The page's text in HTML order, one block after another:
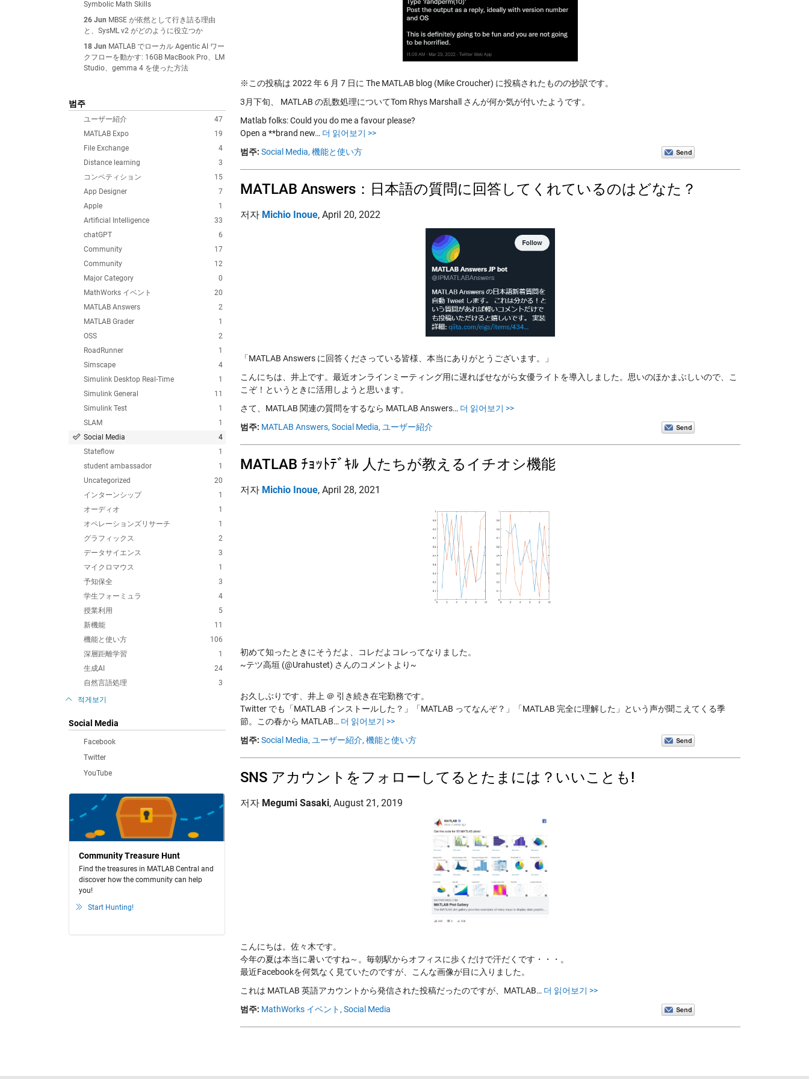
Symbolic Math Skills
26 Jun MBSE が依然として行き詰る理由
と、SysML v2 がどのように役立つか
18 Jun MATLAB でローカル Agentic AI ワー
クフローを動かす: 16GB MacBook Pro、LM
Studio、gemma 4 を使った方法
범주
47
ユーザー紹介
19
MATLAB Expo
4
File Exchange
3
Distance learning
15
コンペティション
7
App Designer
1
Apple
33
Artificial Intelligence
6
chatGPT
17
Community
12
Community
0
Major Category
20
MathWorks イベント
2
MATLAB Answers
1
MATLAB Grader
2
OSS
1
RoadRunner
4
Simscape
1
Simulink Desktop Real-Time
11
Simulink General
1
Simulink Test
1
SLAM
4
Social Media
1
Stateflow
1
student ambassador
20
Uncategorized
1
インターンシップ
1
オーディオ
1
オペレーションズリサーチ
2
グラフィックス
3
データサイエンス
1
マイクロマウス
3
予知保全
4
学生フォーミュラ
5
授業利用
11
新機能
106
機能と使い方
1
深層距離学習
24
生成AI
3
自然言語処理
적게보기
Social Media
Facebook
Twitter
YouTube
Community Treasure Hunt
Find the treasures in MATLAB Central and
discover how the community can help
you!
Start Hunting!
※この投稿は 2022 年 6 月 7 日に The MATLAB blog (Mike Croucher) に投稿されたものの抄訳です。
3月下旬、 MATLAB の乱数処理についてTom Rhys Marshall さんが何か気が付いたようです。
Matlab folks: Could you do me a favour please?
Open a **brand new… 더 읽어보기 >>
범주: Social Media, 機能と使い方
MATLAB Answers：日本語の質問に回答してくれているのはどなた？
저자 Michio Inoue, April 20, 2022
「MATLAB Answers に回答くださっている皆様、本当にありがとうございます。」
こんにちは、井上です。最近オンラインミーティング用に遅ればせながら女優ライトを導入しました。思いのほかまぶしいので、こ
こぞ！というときに活用しようと思います。
さて、MATLAB 関連の質問をするなら MATLAB Answers… 더 읽어보기 >>
범주: MATLAB Answers, Social Media, ユーザー紹介
MATLAB ﾁｮｯﾄﾃﾞｷﾙ 人たちが教えるイチオシ機能
저자 Michio Inoue, April 28, 2021
初めて知ったときにそうだよ、コレだよコレってなりました。
~テツ高垣 (@Urahustet) さんのコメントより~
お久しぶりです、井上 ＠ 引き続き在宅勤務です。
Twitter でも「MATLAB インストールした？」「MATLAB ってなんぞ？」「MATLAB 完全に理解した」という声が聞こえてくる季
節。この春から MATLAB… 더 읽어보기 >>
범주: Social Media, ユーザー紹介, 機能と使い方
SNS アカウントをフォローしてるとたまには？いいことも!
저자 Megumi Sasaki, August 21, 2019
こんにちは。佐々木です。
今年の夏は本当に暑いですね～。毎朝駅からオフィスに歩くだけで汗だくです・・・。
最近Facebookを何気なく見ていたのですが、こんな画像が目に入りました。
これは MATLAB 英語アカウントから発信された投稿だったのですが、MATLAB… 더 읽어보기 >>
범주: MathWorks イベント, Social Media